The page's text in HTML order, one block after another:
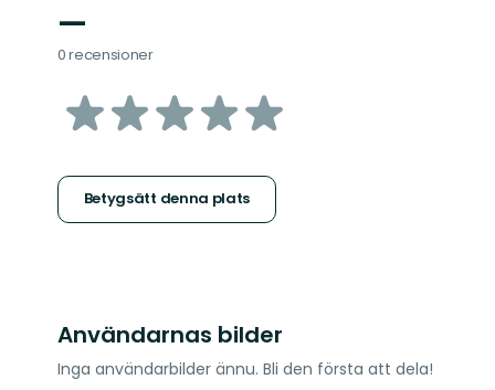
—
0 recensioner
av
stjärnor
Betygsätt denna plats
Användarnas bilder
Inga användarbilder ännu. Bli den första att dela!